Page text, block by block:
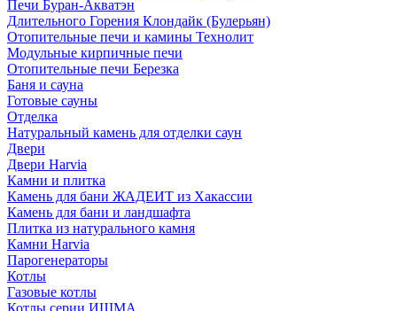
Печи Буран-Акватэн
Длительного Горения Клондайк (Булерьян)
Отопительные печи и камины Технолит
Модульные кирпичные печи
Отопительные печи Березка
Баня и сауна
Готовые сауны
Отделка
Натуральный камень для отделки саун
Двери
Двери Harvia
Камни и плитка
Камень для бани ЖАДЕИТ из Хакассии
Камень для бани и ландшафта
Плитка из натурального камня
Камни Harvia
Парогенераторы
Котлы
Газовые котлы
Котлы серии ИШМА